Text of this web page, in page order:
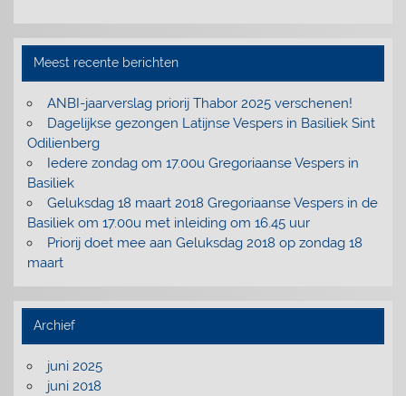
Meest recente berichten
ANBI-jaarverslag priorij Thabor 2025 verschenen!
Dagelijkse gezongen Latijnse Vespers in Basiliek Sint
Odilienberg
Iedere zondag om 17.00u Gregoriaanse Vespers in
Basiliek
Geluksdag 18 maart 2018 Gregoriaanse Vespers in de
Basiliek om 17.00u met inleiding om 16.45 uur
Priorij doet mee aan Geluksdag 2018 op zondag 18
maart
Archief
juni 2025
juni 2018